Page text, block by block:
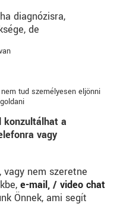
diagnózisra,
de
tud személyesen eljönni
konzultálhat a
vagy
nem szeretne
e-mail, / video chat
Önnek, ami segít